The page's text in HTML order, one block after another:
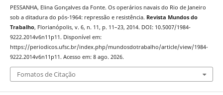
PESSANHA, Elina Gonçalves da Fonte. Os operários navais do Rio de Janeiro
sob a ditadura do pós-1964: repressão e resistência. Revista Mundos do
Trabalho, Florianópolis, v. 6, n. 11, p. 11–23, 2014. DOI: 10.5007/1984-
9222.2014v6n11p11. Disponível em:
https://periodicos.ufsc.br/index.php/mundosdotrabalho/article/view/1984-
9222.2014v6n11p11. Acesso em: 8 ago. 2026.
Fomatos de Citação